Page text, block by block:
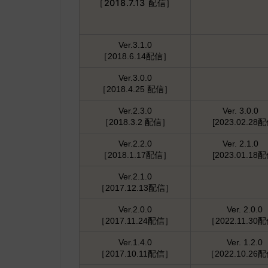
［2018.7.13 配信］
Ver.3.1.0
［2018.6.14配信］
Ver.3.0.0
［2018.4.25 配信］
Ver.2.3.0
［2018.3.2 配信］
Ver. 3.0.0
[2023.02.28配
Ver.2.2.0
［2018.1.17配信］
Ver. 2.1.0
[2023.01.18配
Ver.2.1.0
［2017.12.13配信］
Ver.2.0.0
［2017.11.24配信］
Ver. 2.0.0
［2022.11.30配
Ver.1.4.0
［2017.10.11配信］
Ver. 1.2.0
［2022.10.26配